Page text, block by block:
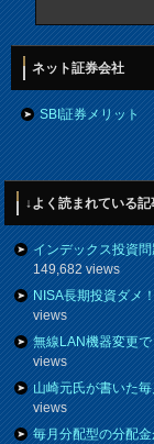
ネット証券会社
SBI証券メリット
↓よく読まれている記
インデックス投資
149,682 views
NISA長期投資ダメ
views
無線LAN機器変更
views
山崎元氏が書いた
views
毎月分配型の分配